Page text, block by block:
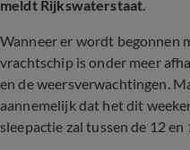
meldt Rijkswaterstaat.
Wanneer er wordt begonnen
vrachtschip is onder meer
en de weersverwachtingen.
aannemelijk dat het dit
sleepactie zal tussen de 12